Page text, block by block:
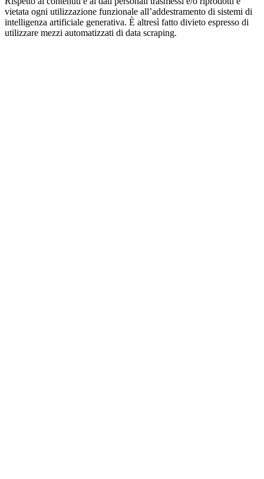
vietata ogni utilizzazione funzionale all’addestramento di sistemi di
intelligenza artificiale generativa. È altresì fatto divieto espresso di
utilizzare mezzi automatizzati di data scraping.